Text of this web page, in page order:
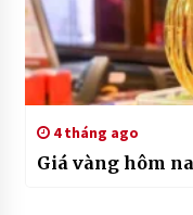
4 tháng ago
Giá vàng hôm